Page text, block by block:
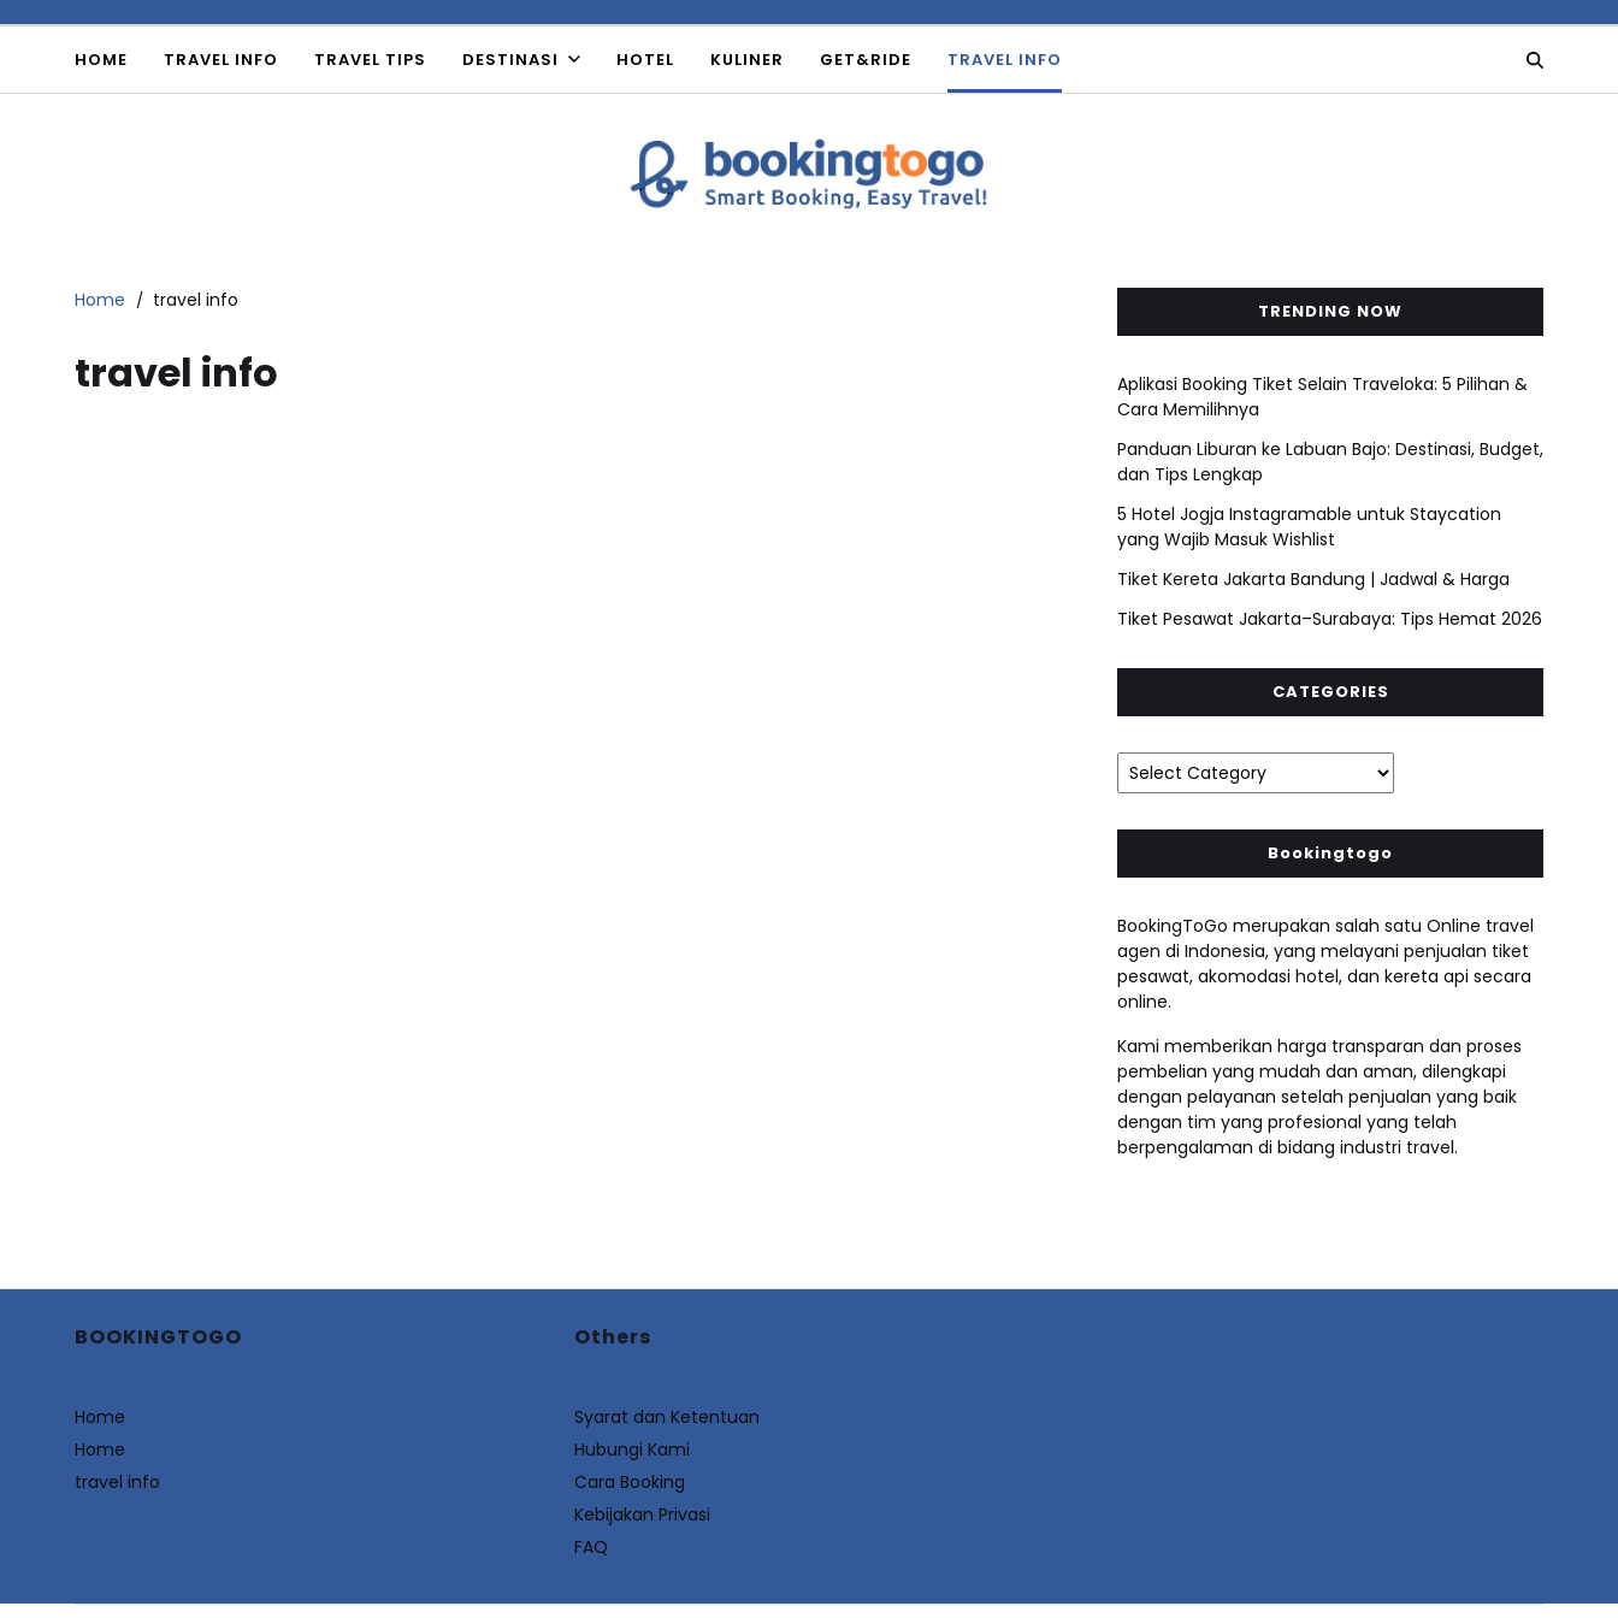
HOME TRAVEL INFO TRAVEL TIPS DESTINASI HOTEL KULINER GET&RIDE TRAVEL INFO
Home travel info
travel info
TRENDING NOW
Aplikasi Booking Tiket Selain Traveloka: 5 Pilihan &
Cara Memilihnya
Panduan Liburan ke Labuan Bajo: Destinasi, Budget,
dan Tips Lengkap
5 Hotel Jogja Instagramable untuk Staycation
yang Wajib Masuk Wishlist
Tiket Kereta Jakarta Bandung | Jadwal & Harga
Tiket Pesawat Jakarta–Surabaya: Tips Hemat 2026
CATEGORIES
Bookingtogo
BookingToGo merupakan salah satu Online travel
agen di Indonesia, yang melayani penjualan tiket
pesawat, akomodasi hotel, dan kereta api secara
online.
Kami memberikan harga transparan dan proses
pembelian yang mudah dan aman, dilengkapi
dengan pelayanan setelah penjualan yang baik
dengan tim yang profesional yang telah
berpengalaman di bidang industri travel.
BOOKINGTOGO
Home
Home
travel info
Others
Syarat dan Ketentuan
Hubungi Kami
Cara Booking
Kebijakan Privasi
FAQ